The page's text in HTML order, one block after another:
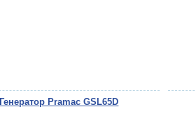
Генератор Pramac GSL65D